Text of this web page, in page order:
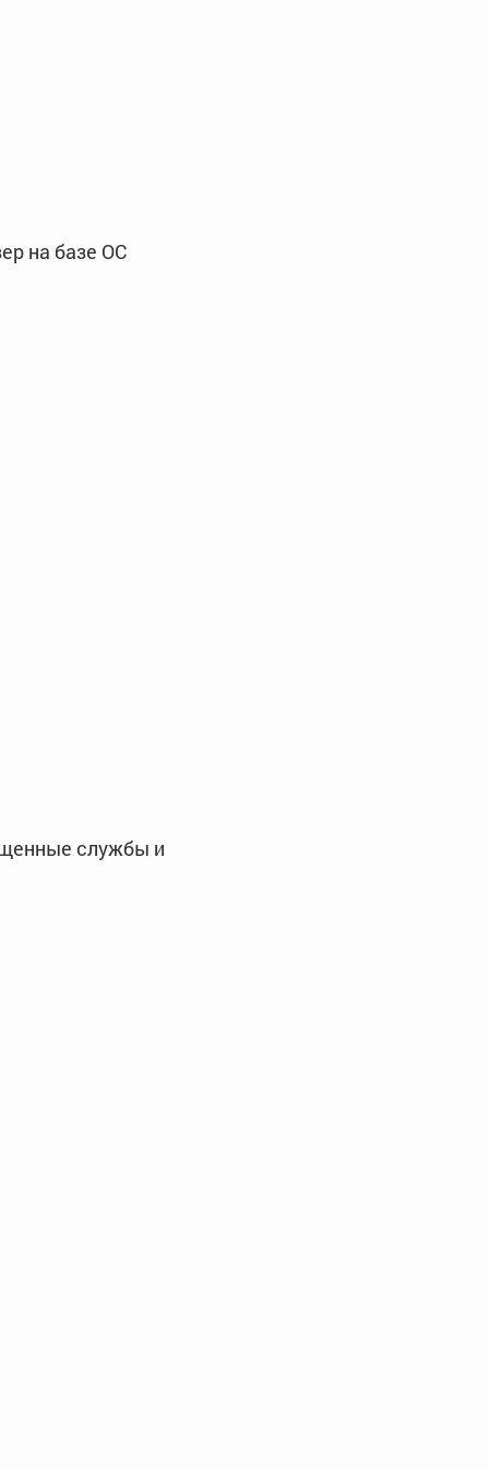
на базе ОС
службы и